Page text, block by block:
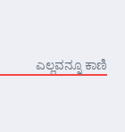
ಎಲ್ಲವನ್ನೂ ಕಾಣಿ